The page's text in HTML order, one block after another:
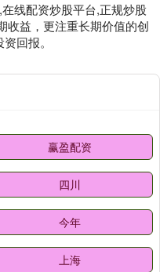
线配资炒股平台,正规炒股
收益，更注重长期价值的创
回报。
赢盈配资
四川
今年
上海